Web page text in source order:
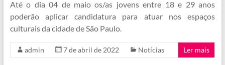
Até o dia 04 de maio os/as jovens entre 18 e 29 anos
poderão aplicar candidatura para atuar nos espaços
culturais da cidade de São Paulo.
admin 7 de abril de 2022 Notícias Ler mais